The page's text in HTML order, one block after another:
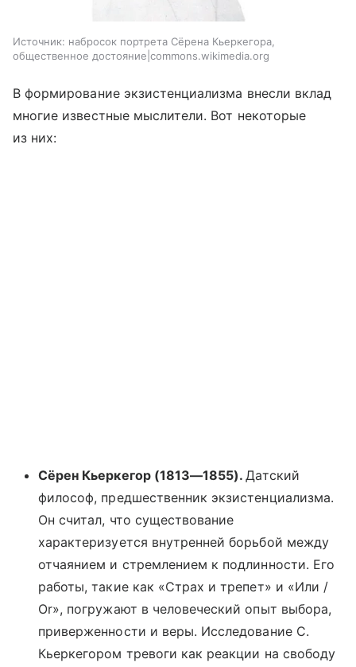
Источник: набросок портрета Сёрена Кьеркегора,
общественное достояние|commons.wikimedia.org
В формирование экзистенциализма внесли вклад
многие известные мыслители. Вот некоторые
из них:
Сёрен Кьеркегор (1813—1855).Датский
философ, предшественник экзистенциализма.
Он считал, что существование
характеризуется внутренней борьбой между
отчаянием и стремлением к подлинности. Его
работы, такие как «Страх и трепет» и «Или /
Or», погружают в человеческий опыт выбора,
приверженности и веры. Исследование С.
Кьеркегором тревоги как реакции на свободу